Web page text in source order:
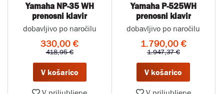
Yamaha NP-35 WH
prenosni klavir
dobavljivo po naročilu
330,00 €
418,95 €
V košarico
Yamaha P-525WH
prenosni klavir
dobavljivo po naročilu
1.790,00 €
1.947,37 €
V košarico